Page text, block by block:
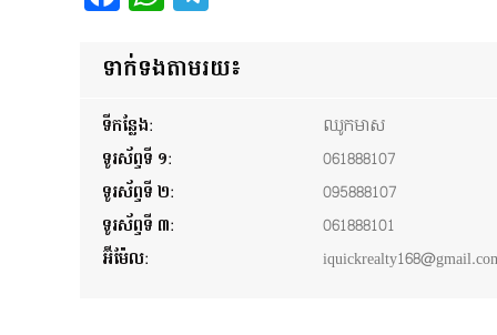
ទាក់ទងតាមរយ៖
ទីកន្លែង:
ឈូកមាស
ទូរស័ព្ទទី ១:
061888107
ទូរស័ព្ទទី ២:
095888107
ទូរស័ព្ទទី ៣:
061888101
អ៊ីម៉ែល: